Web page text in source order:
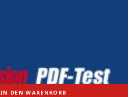
IN DEN WARENKORB